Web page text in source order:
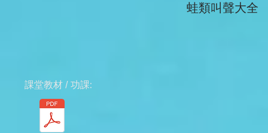
蛙類叫聲大全
​課堂教材 / 功課: